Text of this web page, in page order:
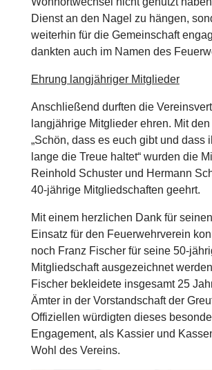
Dienst an den Nagel zu hängen,
weiterhin für die Gemeinschaft
dankten auch im Namen des
Ehrung langjähriger Mitglieder
Anschließend durften die
langjährige Mitglieder ehren. Mit den
„Schön, dass es euch gibt und dass
lange die Treue haltet“ wurden die
Reinhold Schuster und Hermann
40-jährige Mitgliedschaften geehrt.
Mit einem herzlichen Dank für
Einsatz für den Feuerwehrverein
noch Franz Fischer für seine 50-
Mitgliedschaft ausgezeichnet
Fischer bekleidete insgesamt 25
Ämter in der Vorstandschaft der
Offiziellen würdigten dieses
Engagement, als Kassier und
Wohl des Vereins.